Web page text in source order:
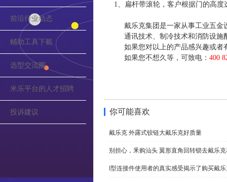
前沿行业动态
輔助工具下載
选型交流圈
米乐平台的人才招聘
投诉建议
1、扁杆带滚轮，客户根据门的高
戴乐克集团是一家从事工业五金
通讯技术、制冷技术和消防设
如果您对以上的产品感兴趣或者
如果您不想久等，可致电： 400
你可能喜欢
戴乐克 外露式铰链大戴乐克好质量
别担心，釆购汕头 翼形直角回转锁去戴乐
l型连接件使用者的真实感受揭示了购买戴